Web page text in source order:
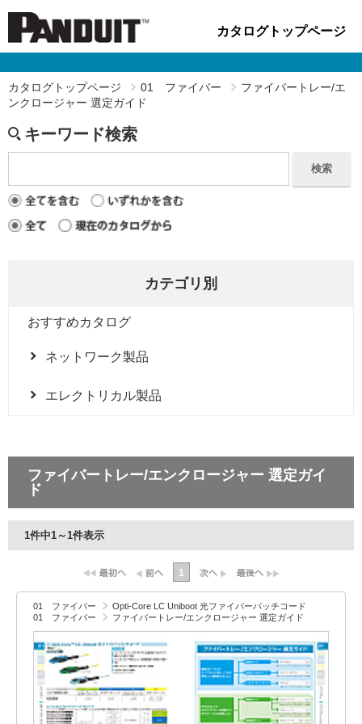
カタログトップページ
ファイバートレー/エンクロージャー 選定ガイ
ド
1件中1～1件表示
1
01 ファイバー
Opti-Core LC Uniboot 光ファイバーパッチコード
01 ファイバー
ファイバートレー/エンクロージャー 選定ガイド
カタログトップページ 01 ファイバー
ファイバートレー/エ
ンクロージャー 選定ガイド
キーワード検索
検索
カテゴリ別
おすすめカタログ
ネットワーク製品
エレクトリカル製品